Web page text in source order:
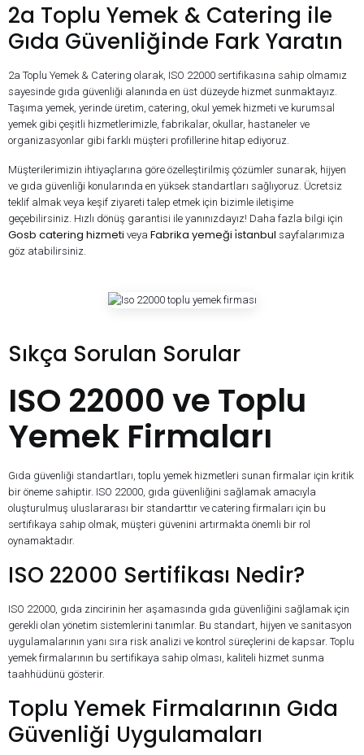
2a Toplu Yemek & Catering ile
Gıda Güvenliğinde Fark Yaratın
2a Toplu Yemek & Catering olarak, ISO 22000 sertifikasına sahip olmamız
sayesinde gıda güvenliği alanında en üst düzeyde hizmet sunmaktayız.
Taşıma yemek, yerinde üretim, catering, okul yemek hizmeti ve kurumsal
yemek gibi çeşitli hizmetlerimizle, fabrikalar, okullar, hastaneler ve
organizasyonlar gibi farklı müşteri profillerine hitap ediyoruz.
Müşterilerimizin ihtiyaçlarına göre özelleştirilmiş çözümler sunarak, hijyen
ve gıda güvenliği konularında en yüksek standartları sağlıyoruz. Ücretsiz
teklif almak veya keşif ziyareti talep etmek için bizimle iletişime
geçebilirsiniz. Hızlı dönüş garantisi ile yanınızdayız! Daha fazla bilgi için
Gosb catering hizmeti veya Fabrika yemeği i̇stanbul sayfalarımıza
göz atabilirsiniz.
Sıkça Sorulan Sorular
ISO 22000 ve Toplu
Yemek Firmaları
Gıda güvenliği standartları, toplu yemek hizmetleri sunan firmalar için kritik
bir öneme sahiptir. ISO 22000, gıda güvenliğini sağlamak amacıyla
oluşturulmuş uluslararası bir standarttır ve catering firmaları için bu
sertifikaya sahip olmak, müşteri güvenini artırmakta önemli bir rol
oynamaktadır.
ISO 22000 Sertifikası Nedir?
ISO 22000, gıda zincirinin her aşamasında gıda güvenliğini sağlamak için
gerekli olan yönetim sistemlerini tanımlar. Bu standart, hijyen ve sanitasyon
uygulamalarının yanı sıra risk analizi ve kontrol süreçlerini de kapsar. Toplu
yemek firmalarının bu sertifikaya sahip olması, kaliteli hizmet sunma
taahhüdünü gösterir.
Toplu Yemek Firmalarının Gıda
Güvenliği Uygulamaları